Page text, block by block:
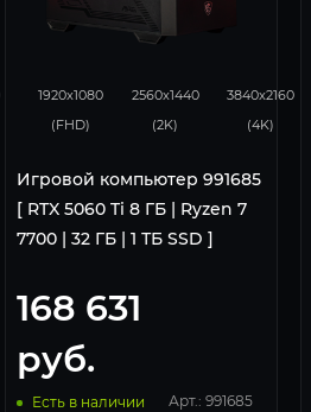
1920x1080
(FHD)
2560x1440
(2K)
3840x2160
(4K)
Игровой компьютер 991685
[ RTX 5060 Ti 8 ГБ | Ryzen 7
7700 | 32 ГБ | 1 ТБ SSD ]
168 631
руб.
Есть в наличии Арт.: 991685